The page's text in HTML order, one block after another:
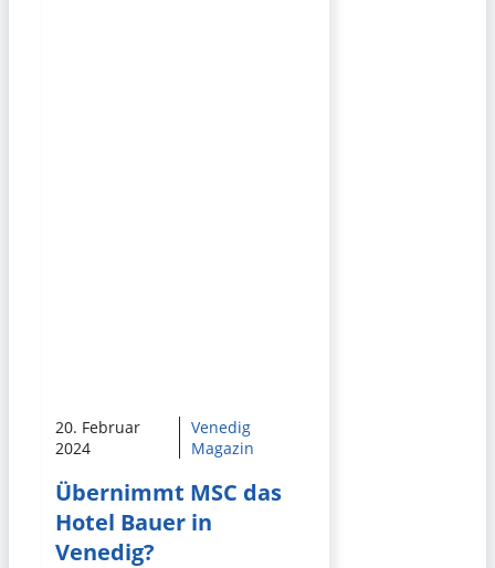
20. Februar
2024
Venedig
Magazin
Übernimmt MSC das
Hotel Bauer in
Venedig?